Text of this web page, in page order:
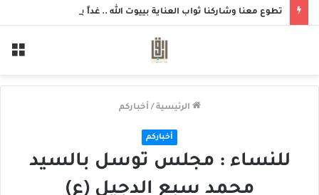
الرئيسية / أخباركم
أخباركم
للنساء : مجلس توسل بالسيد
محمد سبع الدجيل (ع)